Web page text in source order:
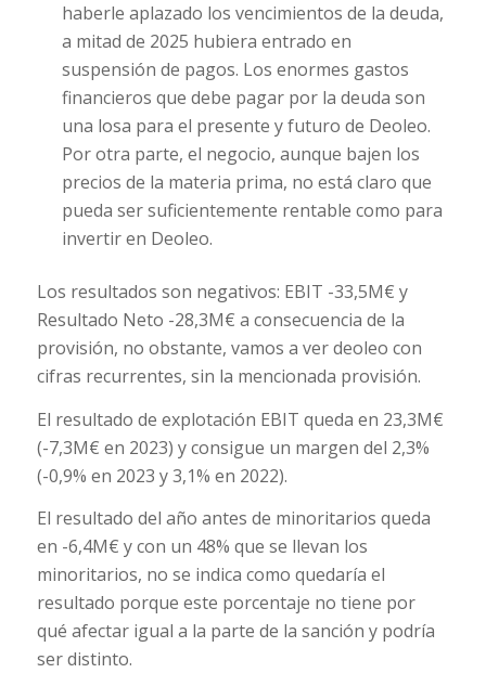
haberle aplazado los vencimientos de la deuda,
a mitad de 2025 hubiera entrado en
suspensión de pagos. Los enormes gastos
financieros que debe pagar por la deuda son
una losa para el presente y futuro de Deoleo.
Por otra parte, el negocio, aunque bajen los
precios de la materia prima, no está claro que
pueda ser suficientemente rentable como para
invertir en Deoleo.
Los resultados son negativos: EBIT -33,5M€ y
Resultado Neto -28,3M€ a consecuencia de la
provisión, no obstante, vamos a ver deoleo con
cifras recurrentes, sin la mencionada provisión.
El resultado de explotación EBIT queda en 23,3M€
(-7,3M€ en 2023) y consigue un margen del 2,3%
(-0,9% en 2023 y 3,1% en 2022).
El resultado del año antes de minoritarios queda
en -6,4M€ y con un 48% que se llevan los
minoritarios, no se indica como quedaría el
resultado porque este porcentaje no tiene por
qué afectar igual a la parte de la sanción y podría
ser distinto.